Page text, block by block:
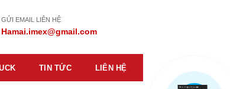
GỬI EMAIL LIÊN HỆ
Hamai.imex@gmail.com
TIN TỨC LIÊN HỆ